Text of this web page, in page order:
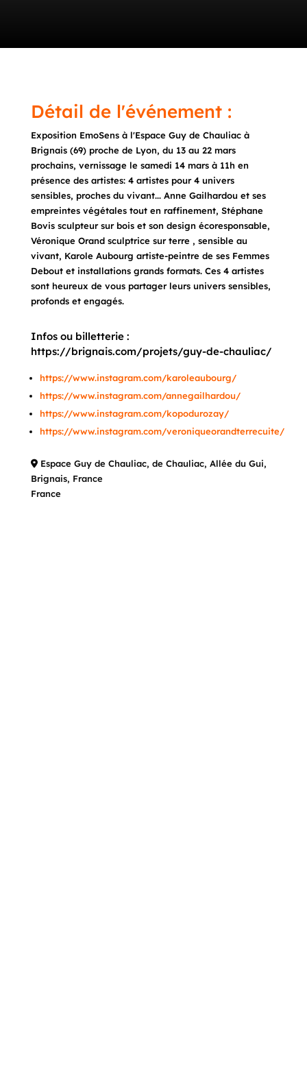
Détail de l'événement :
Exposition EmoSens à l'Espace Guy de Chauliac à
Brignais (69) proche de Lyon, du 13 au 22 mars
prochains, vernissage le samedi 14 mars à 11h en
présence des artistes: 4 artistes pour 4 univers
sensibles, proches du vivant... Anne Gailhardou et ses
empreintes végétales tout en raffinement, Stéphane
Bovis sculpteur sur bois et son design écoresponsable,
Véronique Orand sculptrice sur terre , sensible au
vivant, Karole Aubourg artiste-peintre de ses Femmes
Debout et installations grands formats. Ces 4 artistes
sont heureux de vous partager leurs univers sensibles,
profonds et engagés.
Infos ou billetterie :
https://brignais.com/projets/guy-de-chauliac/
https://www.instagram.com/karoleaubourg/
https://www.instagram.com/annegailhardou/
https://www.instagram.com/kopodurozay/
https://www.instagram.com/veroniqueorandterrecuite/
Espace Guy de Chauliac, de Chauliac, Allée du Gui,
Brignais, France
France